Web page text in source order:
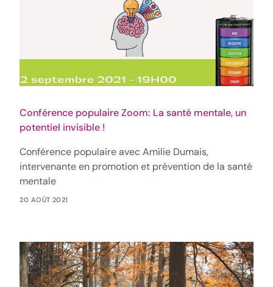
Conférence populaire Zoom: La santé mentale, un
potentiel invisible !
Conférence populaire avec Amilie Dumais,
intervenante en promotion et prévention de la santé
mentale
20 AOÛT 2021
Besoin d’aide !